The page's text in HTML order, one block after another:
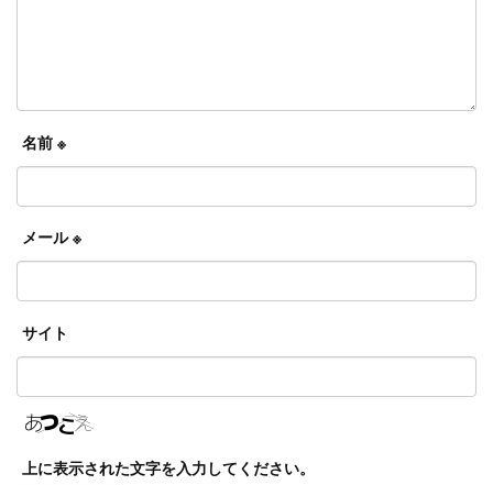
名前 ※
メール※
サイト
上に表示された文字を入力してください。